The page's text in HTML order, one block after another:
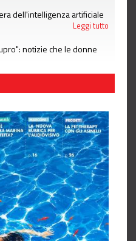
dell'intelligenza artificiale
Leggi tutto
notizie che le donne
Leggi tutto